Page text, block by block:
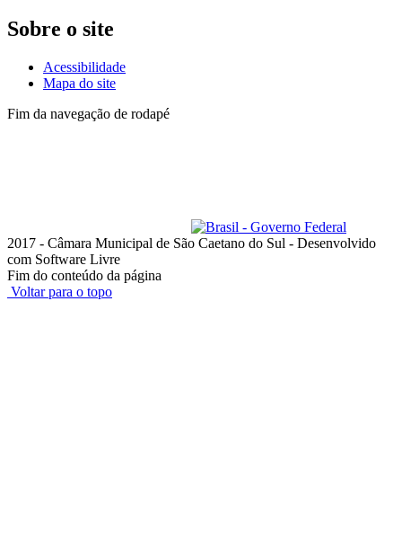
Sobre o site
Acessibilidade
Mapa do site
Fim da navegação de rodapé
2017 - Câmara Municipal de São Caetano do Sul - Desenvolvido
com Software Livre
Fim do conteúdo da página
Voltar para o topo